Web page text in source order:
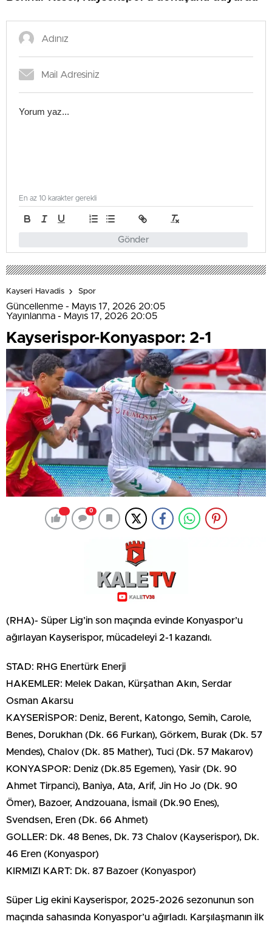
Gönder
En az 10 karakter gerekli
Kayseri Havadis Spor
Güncellenme - Mayıs 17, 2026 20:05
Yayınlanma - Mayıs 17, 2026 20:05
Kayserispor-Konyaspor: 2-1
0
(RHA)- Süper Lig’in son maçında evinde Konyaspor’u
ağırlayan Kayserispor, mücadeleyi 2-1 kazandı.
STAD: RHG Enertürk Enerji
HAKEMLER: Melek Dakan, Kürşathan Akın, Serdar
Osman Akarsu
KAYSERİSPOR: Deniz, Berent, Katongo, Semih, Carole,
Benes, Dorukhan (Dk. 66 Furkan), Görkem, Burak (Dk. 57
Mendes), Chalov (Dk. 85 Mather), Tuci (Dk. 57 Makarov)
KONYASPOR: Deniz (Dk.85 Egemen), Yasir (Dk. 90
Ahmet Tirpanci), Baniya, Ata, Arif, Jin Ho Jo (Dk. 90
Ömer), Bazoer, Andzouana, İsmail (Dk.90 Enes),
Svendsen, Eren (Dk. 66 Ahmet)
GOLLER: Dk. 48 Benes, Dk. 73 Chalov (Kayserispor), Dk.
46 Eren (Konyaspor)
KIRMIZI KART: Dk. 87 Bazoer (Konyaspor)
Süper Lig ekini Kayserispor, 2025-2026 sezonunun son
maçında sahasında Konyaspor’u ağırladı. Karşılaşmanın ilk